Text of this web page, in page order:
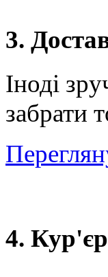
3.
Іноді
забрати
4.